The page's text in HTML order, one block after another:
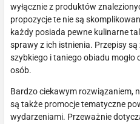
wyłącznie z produktów
propozycje te nie są
każdy posiada pewne kulinarne
sprawy z ich istnienia. Przepisy
szybkiego i taniego obiadu mogło
osób.
Bardzo ciekawym rozwiązaniem,
są także promocje tematyczne
wydarzeniami. Przeważnie